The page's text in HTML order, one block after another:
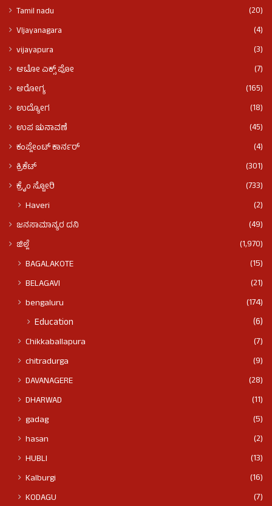
Tamil nadu
(20)
VIjayanagara
(4)
vijayapura
(3)
ಆಟೋ ಎಕ್ಸ್ ಪೋ
(7)
ಆರೋಗ್ಯ
(165)
ಉದ್ಯೋಗ
(18)
ಉಪ ಚುನಾವಣೆ
(45)
ಕಂಪ್ಲೇಂಟ್ ಕಾರ್ನರ್
(4)
ಕ್ರಿಕೆಟ್
(301)
ಕ್ರೈಂ ಸ್ಟೋರಿ
(733)
Haveri (2)
ಜನಸಾಮಾನ್ಯರ ದನಿ
(49)
ಜಿಲ್ಲೆ
(1,970)
BAGALAKOTE
(15)
BELAGAVI
(21)
bengaluru
(174)
Education (6)
Chikkaballapura
(7)
chitradurga
(9)
DAVANAGERE
(28)
DHARWAD
(11)
gadag
(5)
hasan
(2)
HUBLI
(13)
Kalburgi
(16)
KODAGU
(7)